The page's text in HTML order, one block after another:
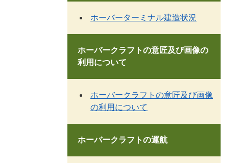
ホーバーターミナル建造状況
ホーバークラフトの意匠及び画像の
利用について
ホーバークラフトの意匠及び画像
の利用について
ホーバークラフトの運航